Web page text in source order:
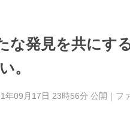
な発見を共にす
。
年09月17日 23時56分 公開｜フ